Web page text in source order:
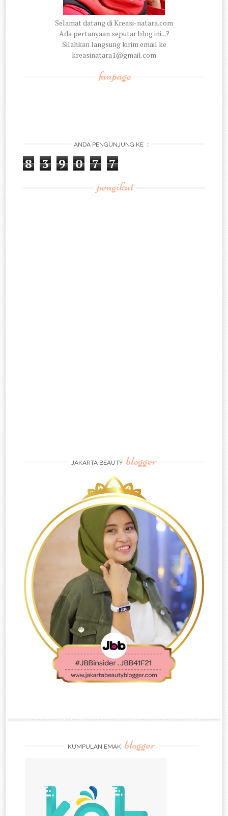
Selamat datang di Kreasi-natara.com
Ada pertanyaan seputar blog ini...?
Silahkan langsung kirim email ke
kreasinatara1@gmail.com
fanpage
ANDA PENGUNJUNG KE :
8 3 9 0 7 7
pengikut
JAKARTA BEAUTY blogger
KUMPULAN EMAK blogger